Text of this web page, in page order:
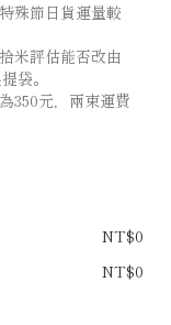
殊節日貨運量較
米評估能否改由
袋。
350元，兩束運費
NT$0
NT$0